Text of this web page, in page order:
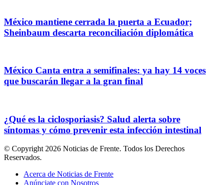
México mantiene cerrada la puerta a Ecuador;
Sheinbaum descarta reconciliación diplomática
México Canta entra a semifinales: ya hay 14 voces
que buscarán llegar a la gran final
¿Qué es la ciclosporiasis? Salud alerta sobre
síntomas y cómo prevenir esta infección intestinal
© Copyright 2026 Noticias de Frente. Todos los Derechos
Reservados.
Acerca de Noticias de Frente
Anúnciate con Nosotros